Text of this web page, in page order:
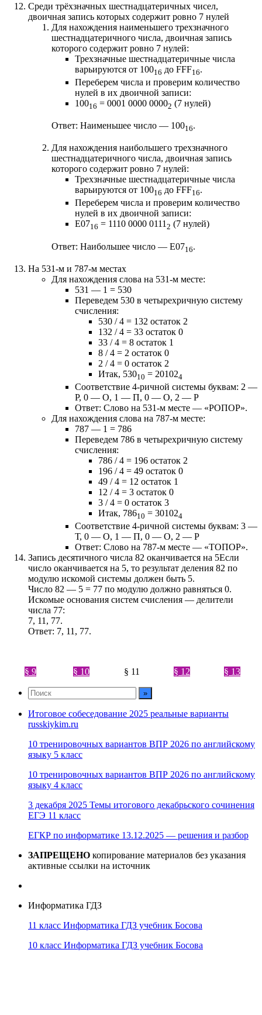
Среди трёхзначных шестнадцатеричных чисел,
двоичная запись которых содержит ровно 7 нулей
Для нахождения наименьшего трехзначного
шестнадцатеричного числа, двоичная запись
которого содержит ровно 7 нулей:
Трехзначные шестнадцатеричные числа
варьируются от 10016 до FFF16.
Переберем числа и проверим количество
нулей в их двоичной записи:
10016 = 0001 0000 00002 (7 нулей)
Ответ: Наименьшее число — 10016.
Для нахождения наибольшего трехзначного
шестнадцатеричного числа, двоичная запись
которого содержит ровно 7 нулей:
Трехзначные шестнадцатеричные числа
варьируются от 10016 до FFF16.
Переберем числа и проверим количество
нулей в их двоичной записи:
E0716 = 1110 0000 01112 (7 нулей)
Ответ: Наибольшее число — E0716.
На 531-м и 787-м местах
Для нахождения слова на 531-м месте:
531 — 1 = 530
Переведем 530 в четырехричную систему
счисления:
530 / 4 = 132 остаток 2
132 / 4 = 33 остаток 0
33 / 4 = 8 остаток 1
8 / 4 = 2 остаток 0
2 / 4 = 0 остаток 2
Итак, 53010 = 201024
Соответствие 4-ричной системы буквам: 2 —
Р, 0 — О, 1 — П, 0 — О, 2 — Р
Ответ: Слово на 531-м месте — «РОПОР».
Для нахождения слова на 787-м месте:
787 — 1 = 786
Переведем 786 в четырехричную систему
счисления:
786 / 4 = 196 остаток 2
196 / 4 = 49 остаток 0
49 / 4 = 12 остаток 1
12 / 4 = 3 остаток 0
3 / 4 = 0 остаток 3
Итак, 78610 = 301024
Соответствие 4-ричной системы буквам: 3 —
Т, 0 — О, 1 — П, 0 — О, 2 — Р
Ответ: Слово на 787-м месте — «ТОПОР».
Запись десятичного числа 82 оканчивается на 5Если
число оканчивается на 5, то результат деления 82 по
модулю искомой системы должен быть 5.
Число 82 — 5 = 77 по модулю должно равняться 0.
Искомые основания систем счисления — делители
числа 77:
7, 11, 77.
Ответ: 7, 11, 77.
§ 9 § 10 § 11 § 12 § 13
Итоговое собеседование 2025 реальные варианты
russkiykim.ru
10 тренировочных вариантов ВПР 2026 по английскому
языку 5 класс
10 тренировочных вариантов ВПР 2026 по английскому
языку 4 класс
3 декабря 2025 Темы итогового декабрьского сочинения
ЕГЭ 11 класс
ЕГКР по информатике 13.12.2025 — решения и разбор
ЗАПРЕЩЕНО копирование материалов без указания
активные ссылки на источник
Информатика ГДЗ
11 класс Информатика ГДЗ учебник Босова
10 класс Информатика ГДЗ учебник Босова